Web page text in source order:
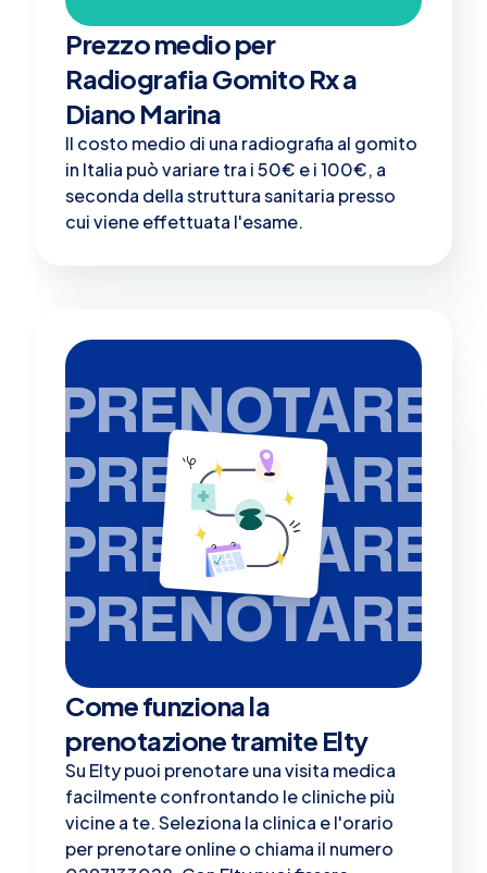
Prezzo medio per
Radiografia Gomito Rx a
Diano Marina
Il costo medio di una radiografia al gomito
in Italia può variare tra i 50€ e i 100€, a
seconda della struttura sanitaria presso
cui viene effettuata l'esame.
PRENOTARE
PRENOTARE
PRENOTARE
PRENOTARE
Come funziona la
prenotazione tramite Elty
Su Elty puoi prenotare una visita medica
facilmente confrontando le cliniche più
vicine a te. Seleziona la clinica e l'orario
per prenotare online o chiama il numero